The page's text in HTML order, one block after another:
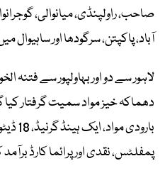
صاحب، راولپنڈی، میانوالی،
آباد، پاکپتن، سرگودھا اور ساہیوال
لاہور سے دو اور بہاولپور سے فتنہ
دھماکہ خیز مواد سمیت گرفتار
پمفلٹس، نقدی اور پرائما کارڈ